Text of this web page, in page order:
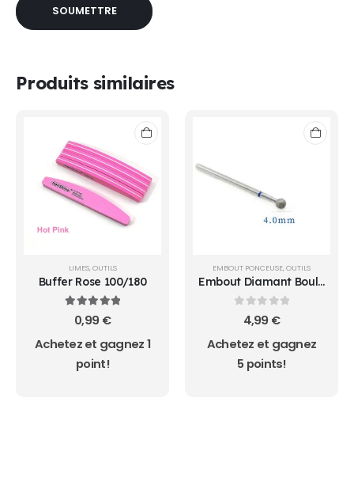
Produits similaires
LIMES, OUTILS
Buffer Rose 100/180
5.00sur 5
0,99 €
Achetez et gagnez 1
point!
EMBOUT PONCEUSE, OUTILS
Embout Diamant Boule
4.0
sur 5
4,99 €
Achetez et gagnez
5 points!